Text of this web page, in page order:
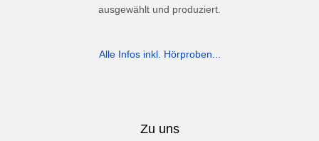
ausgewählt und produziert.
Alle Infos inkl. Hörproben...
Zu uns